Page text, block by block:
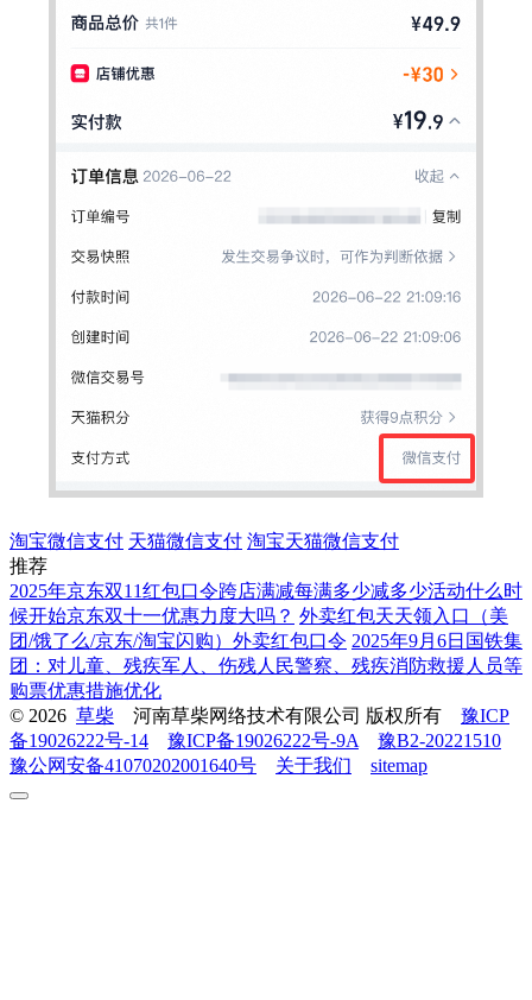
淘宝微信支付 天猫微信支付 淘宝天猫微信支付
推荐
2025年京东双11红包口令跨店满减每满多少减多少活动什么时
候开始京东双十一优惠力度大吗？ 外卖红包天天领入口（美
团/饿了么/京东/淘宝闪购）外卖红包口令 2025年9月6日国铁集
团：对儿童、残疾军人、伤残人民警察、残疾消防救援人员等
购票优惠措施优化
© 2026 草柴 河南草柴网络技术有限公司 版权所有 豫ICP
备19026222号-14
豫ICP备19026222号-9A
豫B2-20221510
豫公网安备41070202001640号
关于我们 sitemap